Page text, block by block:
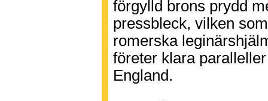
förgylld brons prydd
pressbleck, vilken
romerska
företer klara
England.